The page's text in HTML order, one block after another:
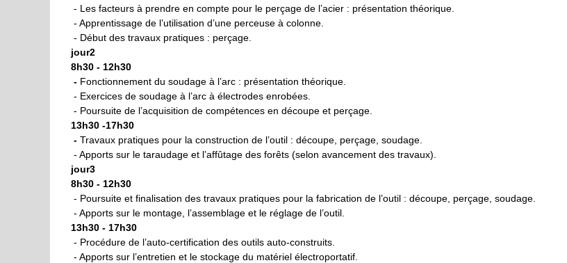
- Les facteurs à prendre en compte pour le perçage de l’acier : présentation théorique.
- Apprentissage de l’utilisation d’une perceuse à colonne.
- Début des travaux pratiques : perçage.
jour2
8h30 - 12h30
- Fonctionnement du soudage à l’arc : présentation théorique.
- Exercices de soudage à l’arc à électrodes enrobées.
- Poursuite de l’acquisition de compétences en découpe et perçage.
13h30 -17h30
- Travaux pratiques pour la construction de l’outil : découpe, perçage, soudage.
- Apports sur le taraudage et l’affûtage des forêts (selon avancement des travaux).
jour3
8h30 - 12h30
- Poursuite et finalisation des travaux pratiques pour la fabrication de l’outil : découpe, perçage, soudage.
- Apports sur le montage, l’assemblage et le réglage de l’outil.
13h30 - 17h30
- Procédure de l’auto-certification des outils auto-construits.
- Apports sur l’entretien et le stockage du matériel électroportatif.